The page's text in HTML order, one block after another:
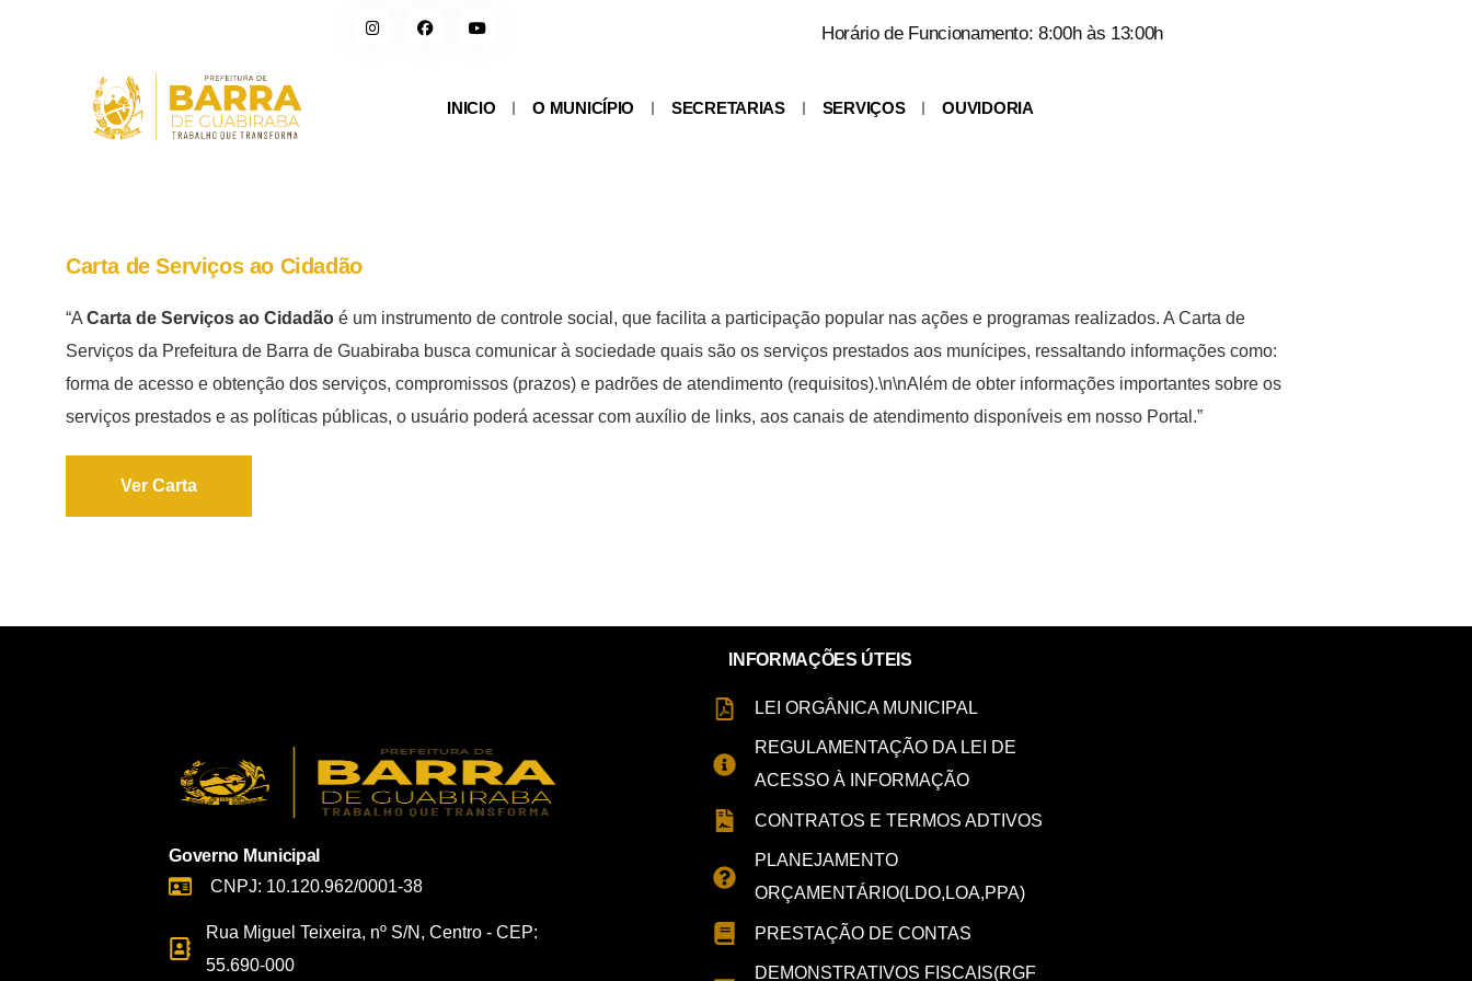
Horário de Funcionamento: 8:00h às 13:00h
INICIO O MUNICÍPIO SECRETARIAS SERVIÇOS OUVIDORIA
Carta de Serviços ao Cidadão
“A Carta de Serviços ao Cidadão é um instrumento de controle social, que facilita a participação popular nas ações e programas realizados. A Carta de
Serviços da Prefeitura de Barra de Guabiraba busca comunicar à sociedade quais são os serviços prestados aos munícipes, ressaltando informações como:
forma de acesso e obtenção dos serviços, compromissos (prazos) e padrões de atendimento (requisitos).\n\nAlém de obter informações importantes sobre os
serviços prestados e as políticas públicas, o usuário poderá acessar com auxílio de links, aos canais de atendimento disponíveis em nosso Portal.”
Ver Carta
Governo Municipal
CNPJ: 10.120.962/0001-38
Rua Miguel Teixeira, nº S/N, Centro - CEP:
55.690-000
INFORMAÇÕES ÚTEIS
LEI ORGÂNICA MUNICIPAL
REGULAMENTAÇÃO DA LEI DE
ACESSO À INFORMAÇÃO
CONTRATOS E TERMOS ADTIVOS
PLANEJAMENTO
ORÇAMENTÁRIO(LDO,LOA,PPA)
PRESTAÇÃO DE CONTAS
DEMONSTRATIVOS FISCAIS(RGF